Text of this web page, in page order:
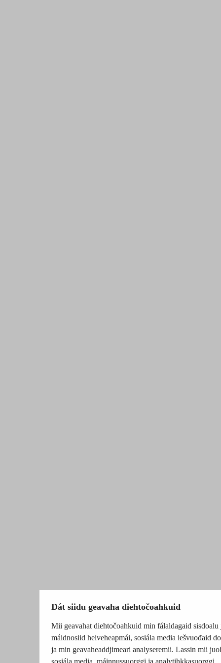
Dát siidu geavaha diehtočoahkuid
Mii geavahat diehtočoahkuid min fálaldagaid sisdoalu
máidnosiid heiveheapmái, sosiála media iešvuođaid
ja min geavaheaddjimeari analyseremii. Lassin mii
sosiála media, máinnussuorggi ja analytihkkasuorggi